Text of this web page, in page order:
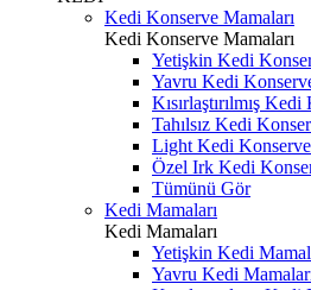
Kedi Konserve Mamaları
Kedi Konserve Mamaları
Yetişkin Kedi
Yavru Kedi
Kısırlaştırılmış
Tahılsız Kedi
Light Kedi
Özel Irk Kedi
Tümünü Gör
Kedi Mamaları
Kedi Mamaları
Yetişkin Kedi
Yavru Kedi